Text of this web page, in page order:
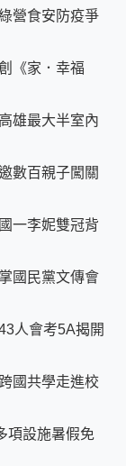
營食安防疫爭
《家．幸福
雄最大半室內
數百親子闖關
一李妮雙冠背
國民黨文傳會
人會考5A揭開
國共學走進校
項設施暑假免